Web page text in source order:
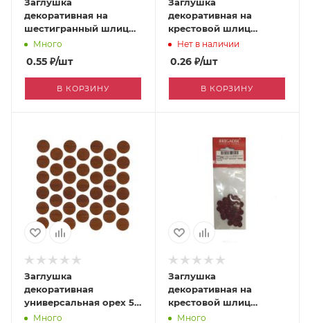
декоративная на
шестигранный шлиц
бук [170049990]
Много
0.55 ₽/шт
В КОРЗИНУ
декоративная на
крестовой шлиц
зеленый [0003808]
Нет в наличии
0.26 ₽/шт
В КОРЗИНУ
Заглушка
декоративная
универсальная орех 50
шт [0027033]
Много
Заглушка
декоративная на
крестовой шлиц
махагон 50 шт
Много